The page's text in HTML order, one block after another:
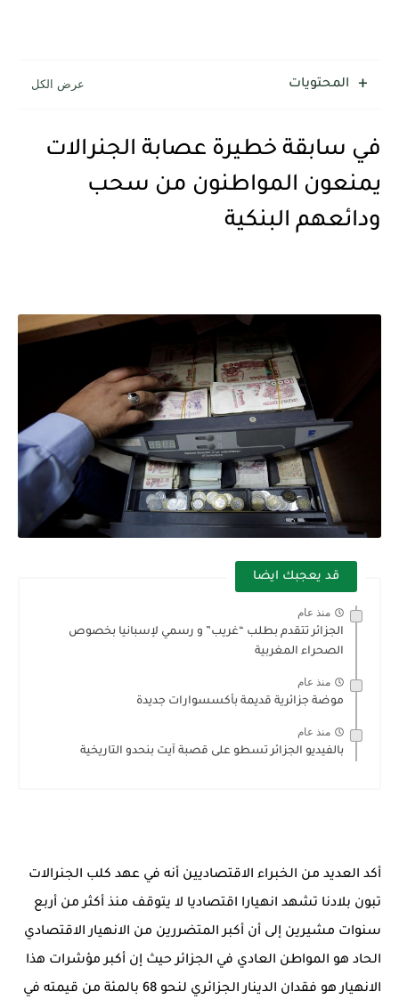
المحتويات
في سابقة خطيرة عصابة الجنرالات
يمنعون المواطنون من سحب
ودائعهم البنكية
قد يعجبك ايضا
منذ عام
الجزائر تتقدم بطلب “غريب” و رسمي لإسبانيا بخصوص
الصحراء المغربية
منذ عام
موضة جزائرية قديمة بأكسسوارات جديدة
منذ عام
بالفيديو الجزائر تسطو على قصبة آيت بنحدو التاريخية
أكد العديد من الخبراء الاقتصاديين أنه في عهد كلب الجنرالات
تبون بلادنا تشهد انهيارا اقتصاديا لا يتوقف منذ أكثر من أربع
سنوات مشيرين إلى أن أكبر المتضررين من الانهيار الاقتصادي
الحاد هو المواطن العادي في الجزائر حيث إن أكبر مؤشرات هذا
الانهيار هو فقدان الدينار الجزائري لنحو 68 بالمئة من قيمته في